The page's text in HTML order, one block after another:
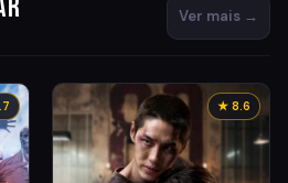
Ver mais →
★ 8.6